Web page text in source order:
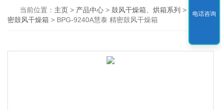
当前位置： 主页> 产品中心 >鼓风干燥箱、烘箱系列 >
BPG精
密鼓风干燥箱 > BPG-9240A慧泰 精密鼓风干燥箱
电话咨询